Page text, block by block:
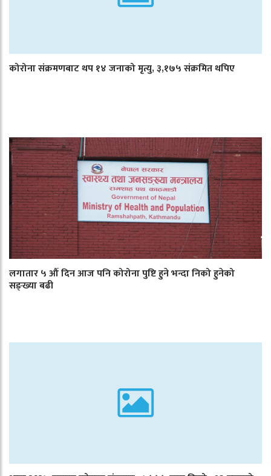
कोरोना संक्रमणबाट थप १४ जनाको मृत्यु, ३,१७५ संक्रमित थपिए
लगातार ५ औँ दिन आज पनि कोरोना पुष्टि हुने भन्दा निको हुनेको
सङ्ख्या बढी